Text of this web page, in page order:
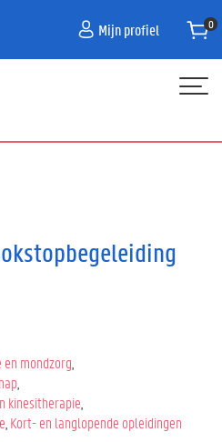
Mijn profiel
en mondzorg
kinesitherapie
Kort- en langlopende opleidingen